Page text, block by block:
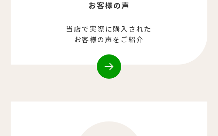
お客様の声
当店で実際に購入された
お客様の声をご紹介